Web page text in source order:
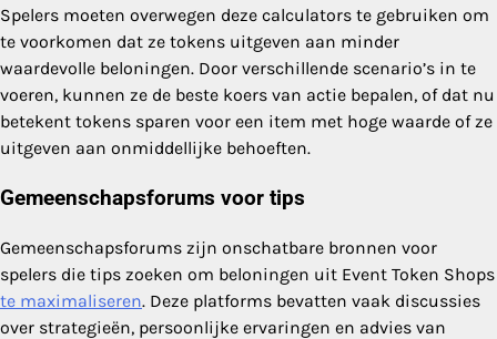
Spelers moeten overwegen deze calculators te gebruiken om
te voorkomen dat ze tokens uitgeven aan minder
waardevolle beloningen. Door verschillende scenario’s in te
voeren, kunnen ze de beste koers van actie bepalen, of dat nu
betekent tokens sparen voor een item met hoge waarde of ze
uitgeven aan onmiddellijke behoeften.
Gemeenschapsforums voor tips
Gemeenschapsforums zijn onschatbare bronnen voor
spelers die tips zoeken om beloningen uit Event Token Shops
te maximaliseren. Deze platforms bevatten vaak discussies
over strategieën, persoonlijke ervaringen en advies van